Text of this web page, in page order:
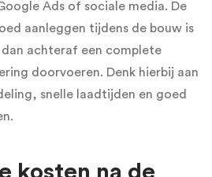
Ads of sociale media. De
aanleggen tijdens de bouw is
achteraf een complete
doorvoeren. Denk hierbij aan
snelle laadtijden en goed